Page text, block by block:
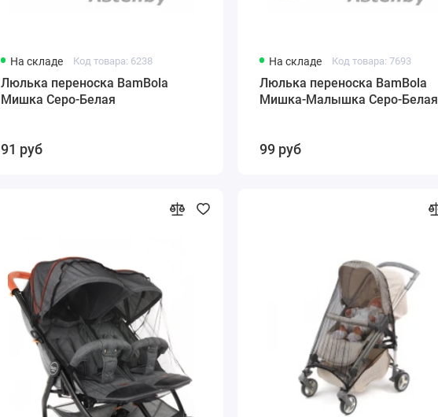
На складе Код товара: 6238
Люлька переноска BamBola
Мишка Серо-Белая
91 руб
На складе Код товара: 7693
Люлька переноска BamBola
Мишка-Малышка Серо-Белая
99 руб